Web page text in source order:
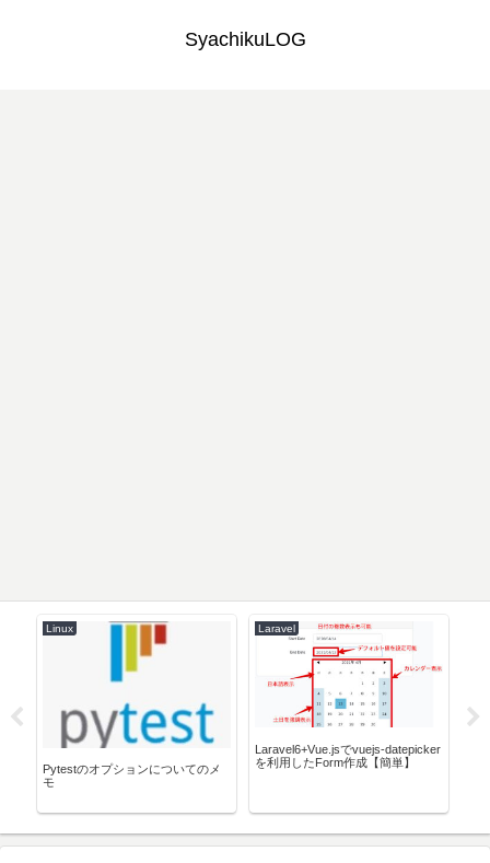
SyachikuLOG
Linux
Pytestのオプションについてのメ
モ
Laravel
Laravel6+Vue.jsでvuejs-datepicker
を利用したForm作成【簡単】